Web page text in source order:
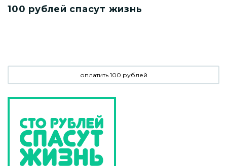
100 рублей спасут жизнь
оплатить 100 рублей